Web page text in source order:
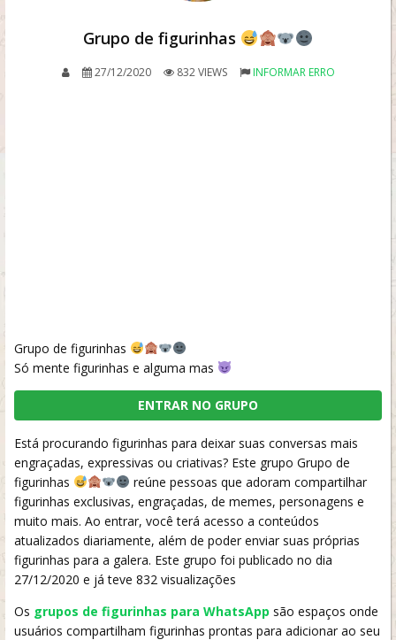
Grupo de figurinhas
27/12/2020 832 VIEWS INFORMAR ERRO
Grupo de figurinhas
Só mente figurinhas e alguma mas
ENTRAR NO GRUPO
Está procurando figurinhas para deixar suas conversas mais
engraçadas, expressivas ou criativas? Este grupo Grupo de
figurinhas
reúne pessoas que adoram compartilhar
figurinhas exclusivas, engraçadas, de memes, personagens e
muito mais. Ao entrar, você terá acesso a conteúdos
atualizados diariamente, além de poder enviar suas próprias
figurinhas para a galera. Este grupo foi publicado no dia
27/12/2020 e já teve 832 visualizações
Os grupos de figurinhas para WhatsApp são espaços onde
usuários compartilham figurinhas prontas para adicionar ao seu